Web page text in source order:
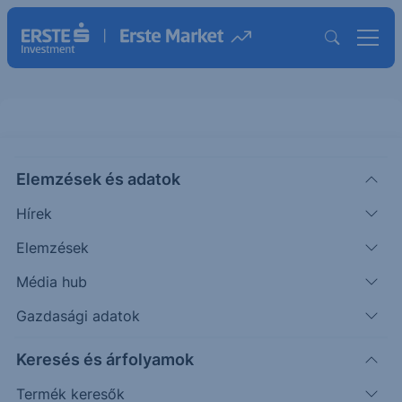
Elemzések és adatok
Hírek
Elemzések
Média hub
Gazdasági adatok
Keresés és árfolyamok
Termék keresők
25-28
ISIN: XS3073455019
28
ISIN
XS3073455019